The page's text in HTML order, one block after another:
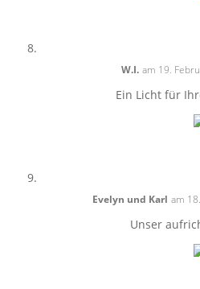
W.I. am 19.
Ein Licht für
Evelyn und Karl am
Unser